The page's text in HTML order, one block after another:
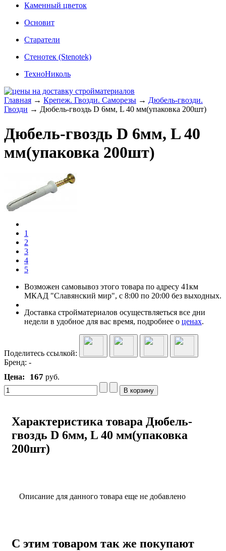
Каменный цветок
Основит
Старатели
Стенотек (Stenotek)
ТехноНиколь
Главная → Крепеж. Гвозди. Саморезы → Дюбель-гвозди.
Гвозди → Дюбель-гвоздь D 6мм, L 40 мм(упаковка 200шт)
Дюбель-гвоздь D 6мм, L 40
мм(упаковка 200шт)
1
2
3
4
5
Возможен самовывоз этого товара по адресу 41км
МКАД "Славянский мир", с 8:00 по 20:00 без выходных.
Доставка стройматериалов осуществляеться все дни
недели в удобное для вас время, подробнее о ценах.
Поделитесь ссылкой:
Бренд: -
Цена:
167 руб.
Характеристика товара Дюбель-
гвоздь D 6мм, L 40 мм(упаковка
200шт)
Описание для данного товара еще не добавлено
С этим товаром так же покупают